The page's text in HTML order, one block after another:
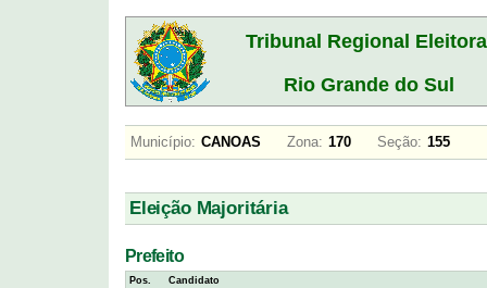
Tribunal Regional
Rio Grande do Sul
Município: CANOAS Zona: 170 Seção: 155
Eleição Majoritária
Prefeito
Pos. Candidato